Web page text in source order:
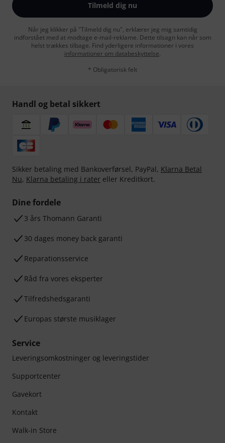
Tilmeld dig nu
Når jeg klikker på "Tilmeld dig nu", erklærer jeg mig samtidig
indforstået med at modtage e-mail-reklame. Dette tilsagn kan når som
helst trækkes tilbage. Find yderligere informationer i vores
informationer om databeskyttelse.
* Obligatorisk felt
Handl og betal sikkert
Sikker betaling med Bankoverførsel, PayPal, Klarna Betal
Nu, Klarna betaling i rater eller Kreditkort.
Dine fordele
3 års Thomann Garanti
30 dages money back garanti
Reparationsservice
Råd fra vores eksperter
Tilfredshedsgaranti
Europas største musiklager
Service
Leveringsomkostninger og leveringstider
Supportcenter
Gavekort
Kontakt
Walk-in Store